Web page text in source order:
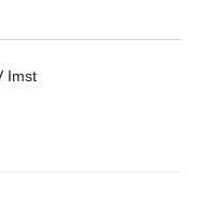
Imst